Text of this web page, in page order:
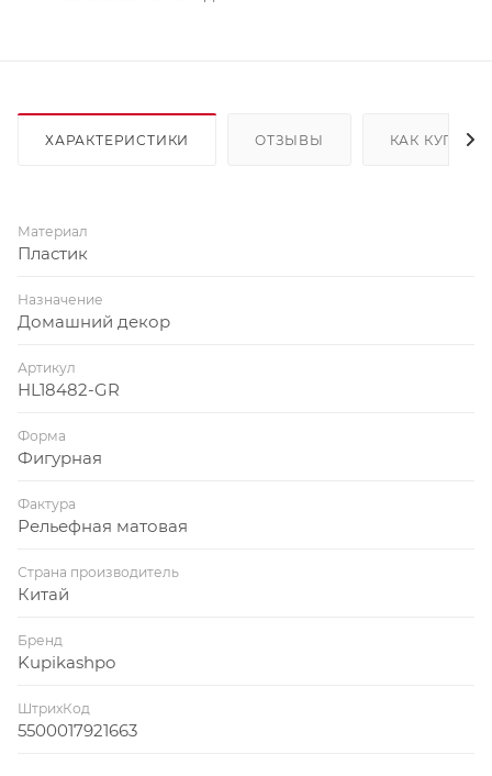
ХАРАКТЕРИСТИКИ ОТЗЫВЫ КАК КУПИТЬ
Материал
Пластик
Назначение
Домашний декор
Артикул
HL18482-GR
Форма
Фигурная
Фактура
Рельефная матовая
Страна производитель
Китай
Бренд
Kupikashpo
ШтрихКод
5500017921663